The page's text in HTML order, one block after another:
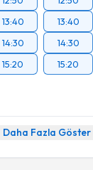
13:40
14:30
15:20
13:40
14:30
15:20
Daha Fazla Göster